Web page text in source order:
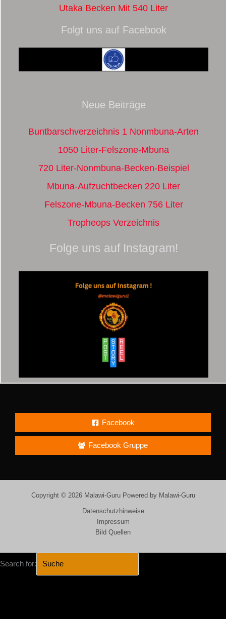
Utaka Becken Mit 540 Liter
Folgt uns auf Facebook
Neue Beiträge
Buntbarschverzeichnis 1 Nonmbuna-Arten
1050 Liter-Felszone-Mbuna
720 Liter-Nonmbuna-Becken-Beispiel
Mbuna-Aufzuchtbecken 220 Liter
Felszone-Mbuna-Becken 756 Liter
Tropheops Verzeichnis
Folge uns auf Instagram!
Facebook
Facebook Gruppe
Copyright © 2026 Malawi-Guru Powered by Malawi-Guru
Datenschutzhinweise
Impressum
Bild Quellen
Search for: